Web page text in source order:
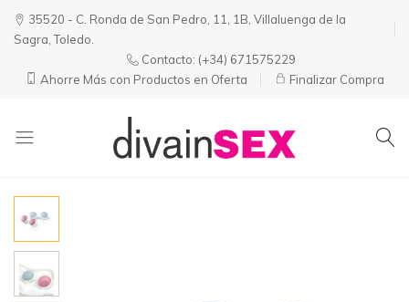
35520 - C. Ronda de San Pedro, 11, 1B, Villaluenga de la
Sagra, Toledo.
Contacto: (+34) 671575229
Ahorre Más con Productos en Oferta
Finalizar Compra